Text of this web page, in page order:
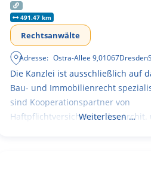
491.47 km
Rechtsanwälte
Adresse: Ostra-Allee 9,01067Dresden
Die Kanzlei ist ausschließlich auf
Bau- und Immobilienrecht
sind Kooperationspartner von
Haftpflichtversicherern der Archit.
Weiterlesen …